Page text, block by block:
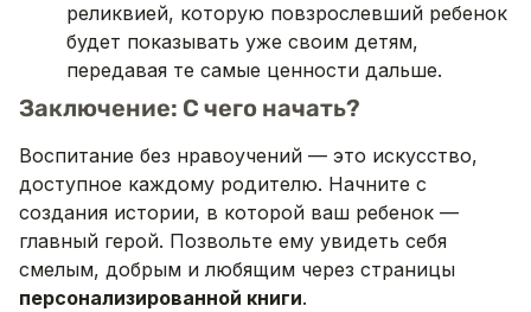
реликвией, которую повзрослевший ребенок
будет показывать уже своим детям,
передавая те самые ценности дальше.
Заключение: С чего начать?
Воспитание без нравоучений — это искусство,
доступное каждому родителю. Начните с
создания истории, в которой ваш ребенок —
главный герой. Позвольте ему увидеть себя
смелым, добрым и любящим через страницы
персонализированной книги.